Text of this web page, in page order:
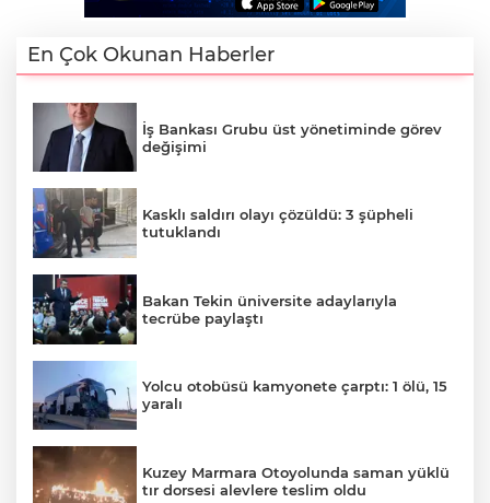
En Çok Okunan Haberler
İş Bankası Grubu üst yönetiminde görev
değişimi
Kasklı saldırı olayı çözüldü: 3 şüpheli
tutuklandı
Bakan Tekin üniversite adaylarıyla
tecrübe paylaştı
Yolcu otobüsü kamyonete çarptı: 1 ölü, 15
yaralı
Kuzey Marmara Otoyolunda saman yüklü
tır dorsesi alevlere teslim oldu